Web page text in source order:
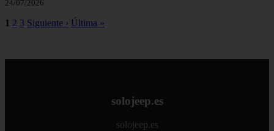
24/07/2026
1 2 3 Siguiente › Última »
solojeep.es
solojeep.es